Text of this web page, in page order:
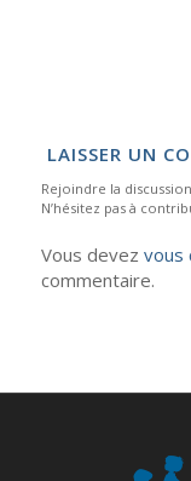
LAISSER UN
Rejoindre la
N’hésitez pas à
Vous devez vous
commentaire.